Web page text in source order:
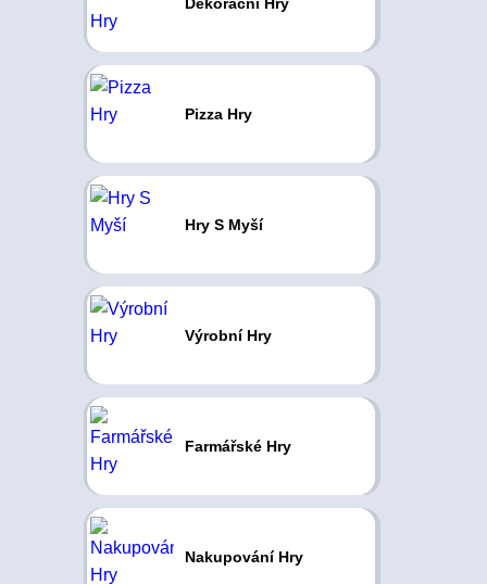
Pizza Hry
Hry S Myší
Výrobní Hry
Farmářské Hry
Nakupování Hry